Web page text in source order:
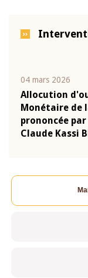
04 mars 2026
Allocution
Monétaire de
prononcée
Claude Kassi